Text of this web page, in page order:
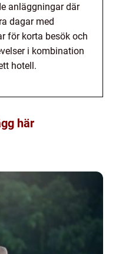
anläggningar där
dagar med
för korta besök och
i kombination
hotell.
här